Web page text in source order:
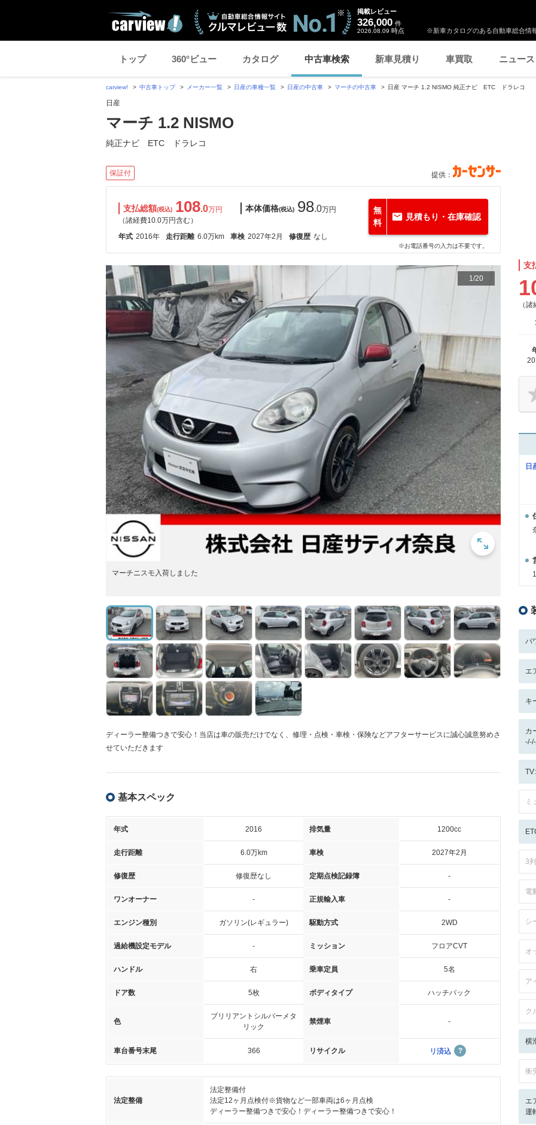
※新車カタログのある自動車総合情
掲載レビュー
326,000 件
2026.08.09 時点
トップ 360°ビュー カタログ 中古車検索 新車見積り 車買取 ニュース
carview! 中古車トップ メーカー一覧 日産の車種一覧 日産の中古車 マーチの中古車 日産 マーチ 1.2 NISMO 純正ナビ ETC ドラレコ
日産
マーチ 1.2 NISMO
純正ナビ ETC ドラレコ
保証付 提供：
支払総額(税込) 108.0万円
（諸経費10.0万円含む）
本体価格(税込) 98.0万円
年式 2016年 走行距離 6.0万km 車検 2027年2月 修復歴 なし
無
料
見積もり・在庫確認
※お電話番号の入力は不要です。
1/20
マーチニスモ入荷しました
ディーラー整備つきで安心！当店は車の販売だけでなく、修理・点検・車検・保険などアフターサービスに誠心誠意努めさ
せていただきます
基本スペック
年式 2016 排気量 1200cc
走行距離 6.0万km 車検 2027年2月
修復歴 修復歴なし 定期点検記録簿 -
ワンオーナー - 正規輸入車 -
エンジン種別 ガソリン(レギュラー) 駆動方式 2WD
過給機設定モデル - ミッション フロアCVT
ハンドル 右 乗車定員 5名
ドア数 5枚 ボディタイプ ハッチバック
色
ブリリアントシルバーメタ
リック
禁煙車 -
車台番号末尾 366 リサイクル リ済込
法定整備
法定整備付
法定12ヶ月点検付※貨物など一部車両は6ヶ月点検
ディーラー整備つきで安心！ディーラー整備つきで安心！
支
（
日
パ
エ
キ
カ
ミ
3
電
シ
オ
ア
ク
横
衝
エ
運